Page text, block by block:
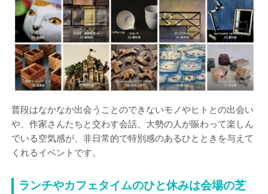
普段はなかなか出会うことのできないモノやヒトとの出会い
や、作家さんたちと交わす会話、大勢の人が賑わって楽しん
でいる空気感が、非日常的で特別感のあるひとときを与えて
くれるイベントです。
ランチやカフェタイムのひと休みは会場の芝